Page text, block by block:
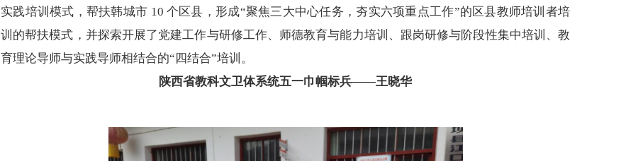
实践培训模式，帮扶韩城市 10 个区县，形成“聚焦三大中心任务，夯实六项重点工作”的区县教师培训者培
训的帮扶模式， 并探索开展了党建工作与研修工作、师德教育与能力培训、跟岗研修与阶段性集中培训、教
育理论导师与实践导师相结合的“四结合”培训。
陕西省教科文卫体系统五一巾帼标兵——王晓华